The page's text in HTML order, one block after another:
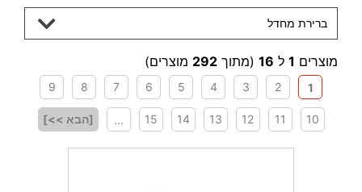
ברירת מחדל
מוצרים 1 ל 16 (מתוך 292 מוצרים)
1
2
3
4
5
6
7
8
9
10
11
12
13
14
15
... [הבא >>]